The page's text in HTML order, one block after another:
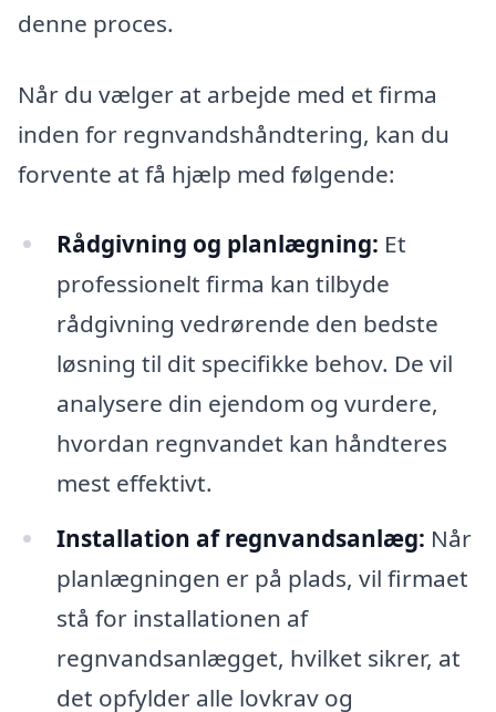
denne proces.
Når du vælger at arbejde med et firma
inden for regnvandshåndtering, kan du
forvente at få hjælp med følgende:
Rådgivning og planlægning: Et
professionelt firma kan tilbyde
rådgivning vedrørende den bedste
løsning til dit specifikke behov. De vil
analysere din ejendom og vurdere,
hvordan regnvandet kan håndteres
mest effektivt.
Installation af regnvandsanlæg: Når
planlægningen er på plads, vil firmaet
stå for installationen af
regnvandsanlægget, hvilket sikrer, at
det opfylder alle lovkrav og